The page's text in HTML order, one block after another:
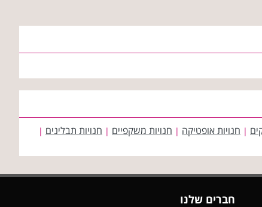
| חנויות אופטיקה | חנויות משקפיים | חנויות תבלינים |
חברים שלנו